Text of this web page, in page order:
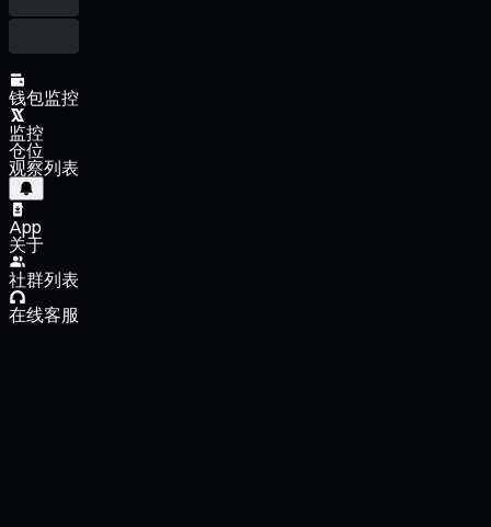
钱包监控
监控
仓位
观察列表
App
关于
社群列表
在线客服